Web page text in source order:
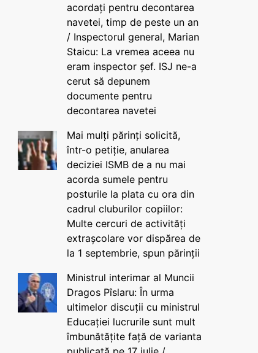
acordați pentru decontarea
navetei, timp de peste un an
/ Inspectorul general, Marian
Staicu: La vremea aceea nu
eram inspector șef. ISJ ne-a
cerut să depunem
documente pentru
decontarea navetei
Mai mulți părinți solicită,
într-o petiție, anularea
deciziei ISMB de a nu mai
acorda sumele pentru
posturile la plata cu ora din
cadrul cluburilor copiilor:
Multe cercuri de activități
extrașcolare vor dispărea de
la 1 septembrie, spun părinții
Ministrul interimar al Muncii
Dragos Pîslaru: În urma
ultimelor discuții cu ministrul
Educației lucrurile sunt mult
îmbunătățite față de varianta